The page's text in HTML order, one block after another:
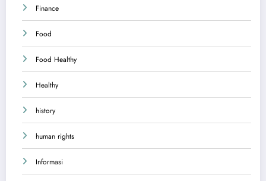
Finance
Food
Food Healthy
Healthy
history
human rights
Informasi